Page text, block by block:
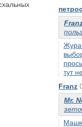
тут
Franz
Mr.